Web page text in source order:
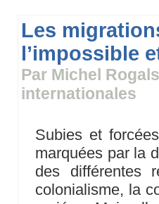
Les
l’impossible
Par Michel
internationales
Subies et
marquées par la
des différentes
colonialisme, la